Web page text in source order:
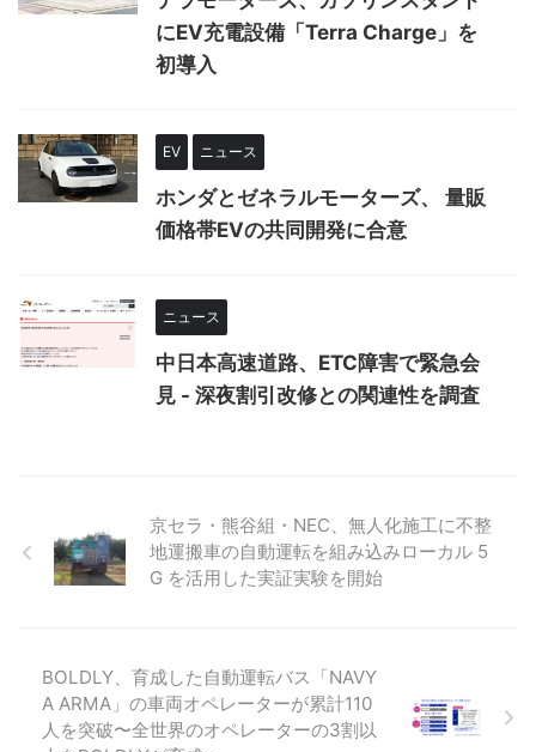
にEV充電設備「Terra Charge」を
初導入
EV ニュース
ホンダとゼネラルモーターズ、 量販
価格帯EVの共同開発に合意
ニュース
中日本高速道路、ETC障害で緊急会
見 - 深夜割引改修との関連性を調査
京セラ・熊谷組・NEC、無人化施工に不整
地運搬車の自動運転を組み込みローカル 5
G を活用した実証実験を開始
BOLDLY、育成した自動運転バス「NAVY
A ARMA」の車両オペレーターが累計110
人を突破〜全世界のオペレーターの3割以